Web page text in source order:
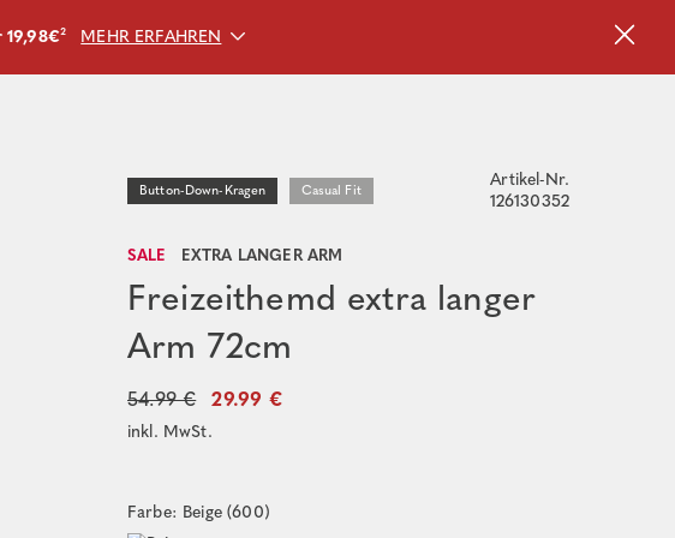
19,98€² MEHR ERFAHREN
Button-Down-Kragen Casual Fit
Artikel-Nr.
126130352
SALE EXTRA LANGER ARM
Freizeithemd extra langer
Arm 72cm
54.99 € 29.99 €
inkl. MwSt.
Farbe: Beige (600)